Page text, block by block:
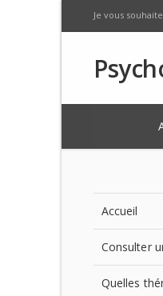
Je vous
Accueil
Consulter
Quelles